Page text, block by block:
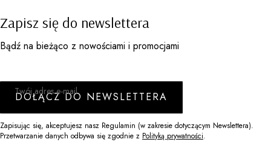
Zapisz się do newslettera
Bądź na bieżąco z nowościami i promocjami
Twój adres e-mail
DOŁĄCZ DO NEWSLETTERA
Zapisując się, akceptujesz nasz Regulamin (w zakresie dotyczącym Newslettera).
Przetwarzanie danych odbywa się zgodnie z Polityką prywatności.